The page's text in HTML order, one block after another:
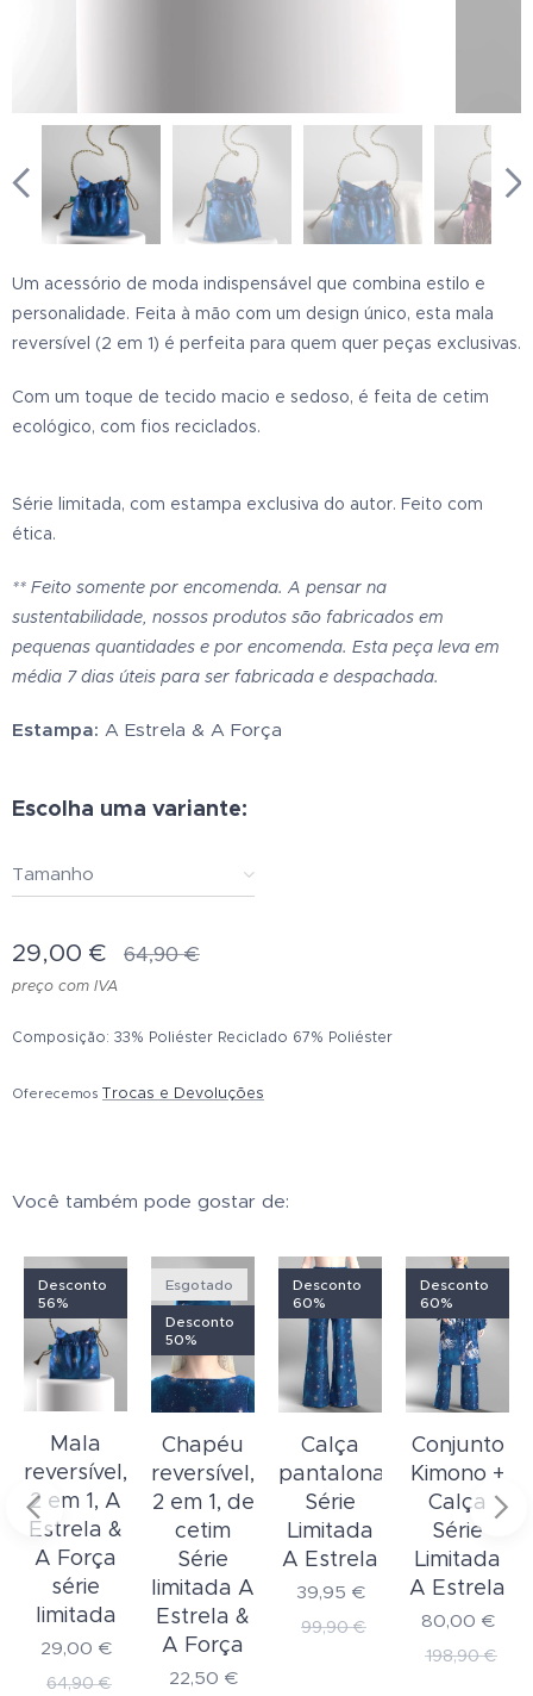
Um acessório de moda indispensável que combina estilo e
personalidade. Feita à mão com um design único, esta mala
reversível (2 em 1) é perfeita para quem quer peças exclusivas.
Com um toque de tecido macio e sedoso, é feita de cetim
ecológico, com fios reciclados.
Série limitada, com estampa exclusiva do autor. Feito com
ética.
** Feito somente por encomenda. A pensar na
sustentabilidade, nossos produtos são fabricados em
pequenas quantidades e por encomenda. Esta peça leva em
média 7 dias úteis para ser fabricada e despachada.
Estampa: A Estrela & A Força
Escolha uma variante:
Tamanho
29,00 € 64,90€
preço com IVA
Composição: 33% Poliéster Reciclado 67% Poliéster
Oferecemos Trocas e Devoluções
Você também pode gostar de:
Mala
reversível,
2 em 1, A
Estrela &
A Força
série
limitada
Desconto
56%
29,00 €
64,90€
Chapéu
reversível,
2 em 1, de
cetim
Série
limitada A
Estrela &
A Força
Esgotado
Desconto
50%
22,50 €
Calça
pantalona
Série
Limitada
A Estrela
Desconto
60%
39,95 €
99,90€
Conjunto
Kimono +
Calça
Série
Limitada
A Estrela
Desconto
60%
80,00 €
198,90€